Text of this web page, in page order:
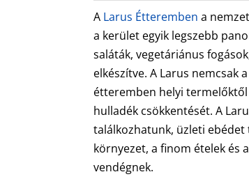
A Larus Étteremben a
a kerület egyik legszebb
saláták, vegetáriánus
elkészítve. A Larus
étteremben helyi
hulladék csökkentését. A
találkozhatunk, üzleti
környezet, a finom ételek és
vendégnek.